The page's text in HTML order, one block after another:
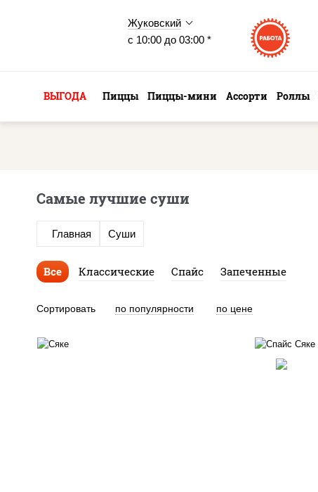
Жуковский
с 10:00 до 03:00 *
ВЫГОДА Пиццы Пиццы-мини Ассорти Роллы
Самые лучшие суши
Главная Суши
Все Классические Спайс Запеченные
Сортировать по популярности по цене